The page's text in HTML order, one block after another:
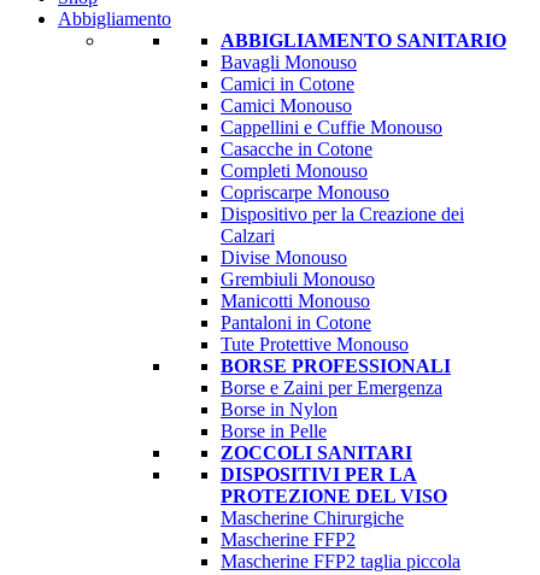
Abbigliamento
ABBIGLIAMENTO SANITARIO
Bavagli Monouso
Camici in Cotone
Camici Monouso
Cappellini e Cuffie Monouso
Casacche in Cotone
Completi Monouso
Copriscarpe Monouso
Dispositivo per la Creazione dei
Calzari
Divise Monouso
Grembiuli Monouso
Manicotti Monouso
Pantaloni in Cotone
Tute Protettive Monouso
BORSE PROFESSIONALI
Borse e Zaini per Emergenza
Borse in Nylon
Borse in Pelle
ZOCCOLI SANITARI
DISPOSITIVI PER LA
PROTEZIONE DEL VISO
Mascherine Chirurgiche
Mascherine FFP2
Mascherine FFP2 taglia piccola